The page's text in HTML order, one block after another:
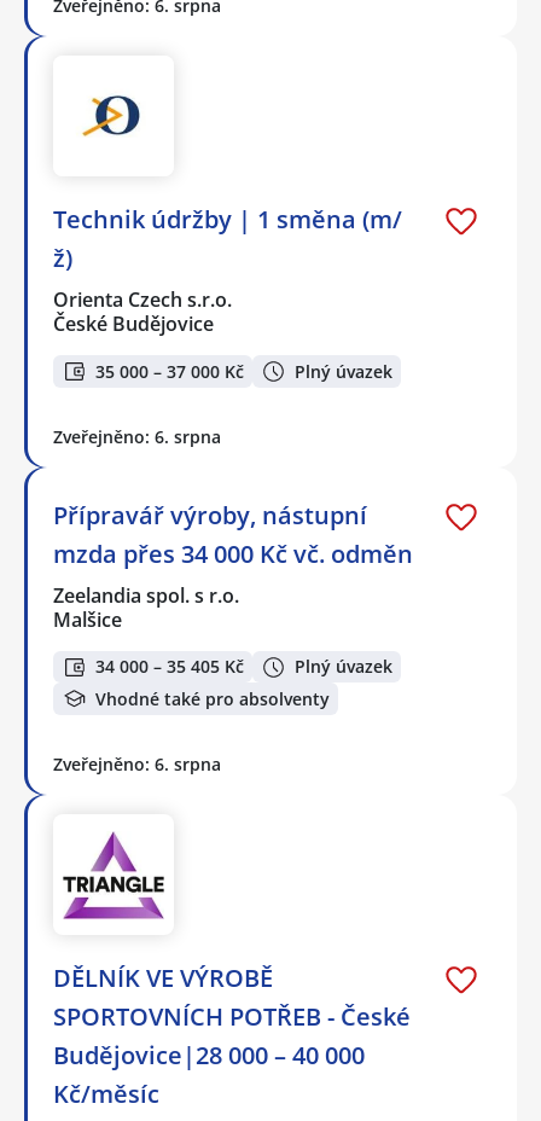
Zveřejněno: 6. srpna
Technik údržby | 1 směna (m/
ž)
Orienta Czech s.r.o.
České Budějovice
35 000 – 37 000 Kč Plný úvazek
Zveřejněno: 6. srpna
Přípravář výroby, nástupní
mzda přes 34 000 Kč vč. odměn
Zeelandia spol. s r.o.
Malšice
34 000 – 35 405 Kč
Plný úvazek
Vhodné také pro absolventy
Zveřejněno: 6. srpna
DĚLNÍK VE VÝROBĚ
SPORTOVNÍCH POTŘEB - České
Budějovice|28 000 – 40 000
Kč/měsíc